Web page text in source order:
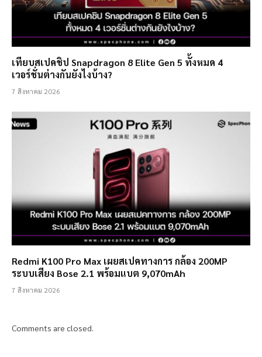
เทียบสเปคชิป Snapdragon 8 Elite Gen 5 ทั้งหมด 4
เวอร์ชั่นต่างกันยังไงบ้าง?
7 สิงหาคม 2026
Redmi K100 Pro Max เผยสเปคทางการ กล้อง 200MP
ระบบเสียง Bose 2.1 พร้อมแบต 9,070mAh
7 สิงหาคม 2026
Comments are closed.